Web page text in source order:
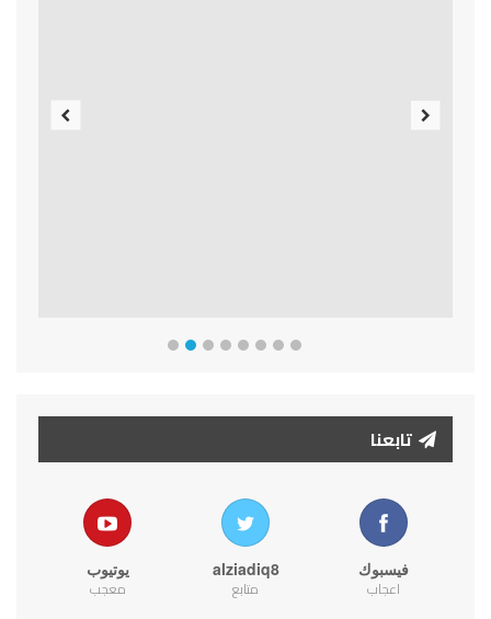
تابعنا
فيسبوك
اعجاب
alziadiq8
متابع
يوتيوب
معجب